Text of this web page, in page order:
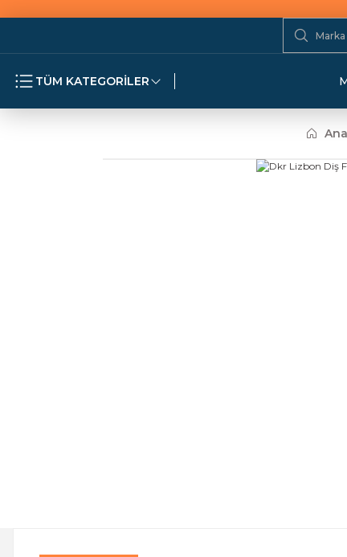
TÜM KATEGORİLER